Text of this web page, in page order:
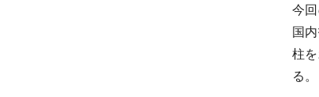
今
国
柱
る。